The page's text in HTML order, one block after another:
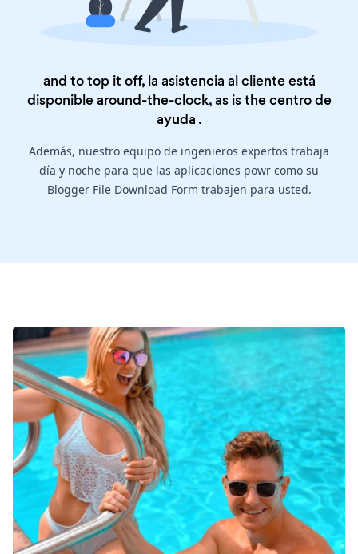
and to top it off, la asistencia al cliente está
disponible around-the-clock, as is thecentro de
ayuda .
Además, nuestro equipo de ingenieros expertos trabaja
día y noche para que las aplicaciones powr como su
Blogger File Download Form trabajen para usted.